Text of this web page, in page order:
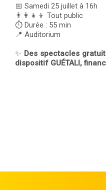
📅 Samedi 25 juillet à 16h
👨‍👩‍👧‍👦 Tout public
⏱️ Durée : 55 min
📍 Auditorium
✨ Des spectacles
dispositif GUÉTALI,